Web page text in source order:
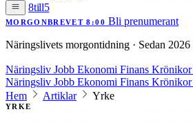
8till5
MORGONBREVET 8:00 Bli prenumerant
Näringslivets morgontidning · Sedan 2026
Näringsliv Jobb Ekonomi Finans Krönikor
Näringsliv Jobb Ekonomi Finans Krönikor
Hem
Artiklar Yrke
YRKE